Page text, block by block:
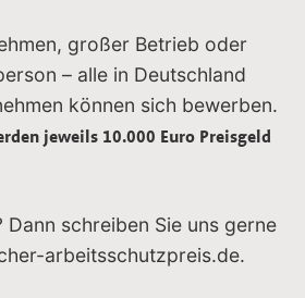
großer Betrieb oder
– alle in Deutschland
können sich bewerben.
jeweils 10.000 Euro Preisgeld
Dann schreiben Sie uns gerne
arbeitsschutzpreis.de.